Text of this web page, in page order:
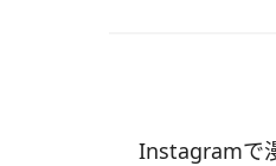
Instagramで